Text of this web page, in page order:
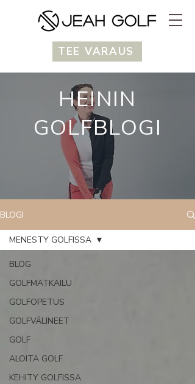
TEE VARAUS
HEININ
GOLFBLOGI
BLOGI
BLOG
GOLFMATKAILU
GOLFOPETUS
GOLFVÄLINEET
GOLF
ALOITA GOLF
KEHITY GOLFISSA
MENESTY GOLFISSA